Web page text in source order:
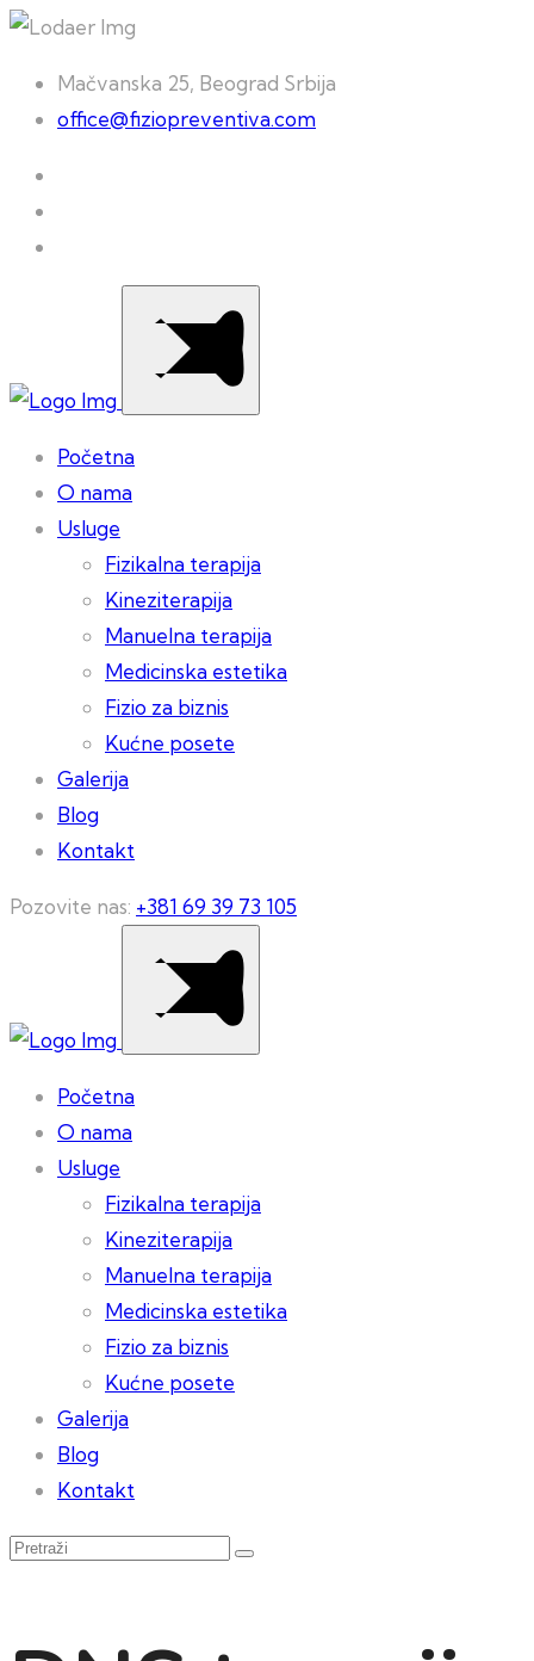
Mačvanska 25, Beograd Srbija
office@fiziopreventiva.com
Početna
O nama
Usluge
Fizikalna terapija
Kineziterapija
Manuelna terapija
Medicinska estetika
Fizio za biznis
Kućne posete
Galerija
Blog
Kontakt
Pozovite nas: +381 69 39 73 105
Početna
O nama
Usluge
Fizikalna terapija
Kineziterapija
Manuelna terapija
Medicinska estetika
Fizio za biznis
Kućne posete
Galerija
Blog
Kontakt